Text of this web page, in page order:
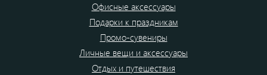
Офисные аксессуары
Подарки к праздникам
Промо-сувениры
Личные вещи и аксессуары
Отдых и путешествия